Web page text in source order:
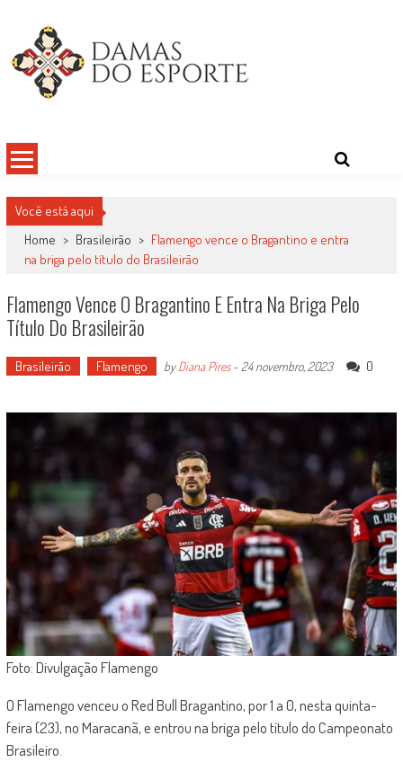
content
Você está aqui
Home > Brasileirão > Flamengo vence o Bragantino e entra
na briga pelo título do Brasileirão
Flamengo Vence O Bragantino E Entra Na Briga Pelo
Título Do Brasileirão
Brasileirão Flamengo byDiana Pires- 24 novembro, 2023 0
Foto: Divulgação Flamengo
O Flamengo venceu o Red Bull Bragantino, por 1 a 0, nesta quinta-
feira (23), no Maracanã, e entrou na briga pelo título do Campeonato
Brasileiro.